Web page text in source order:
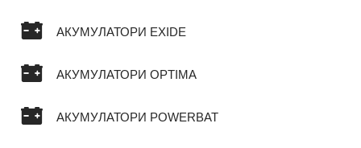
АКУМУЛАТОРИ EXIDE
АКУМУЛАТОРИ OPTIMA
АКУМУЛАТОРИ POWERBAT